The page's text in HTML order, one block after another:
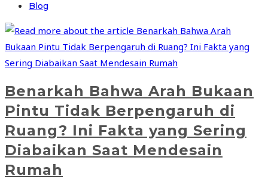
Blog
Benarkah Bahwa Arah Bukaan
Pintu Tidak Berpengaruh di
Ruang? Ini Fakta yang Sering
Diabaikan Saat Mendesain
Rumah